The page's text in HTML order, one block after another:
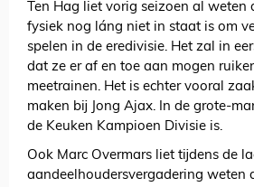
Ten Hag liet vorig seizoen al weten
fysiek nog láng niet in staat is om
spelen in de eredivisie. Het zal in
dat ze er af en toe aan mogen
meetrainen. Het is echter vooral
maken bij Jong Ajax. In de grote-
de Keuken Kampioen Divisie is.
Ook Marc Overmars liet tijdens de
aandeelhoudersvergadering weten